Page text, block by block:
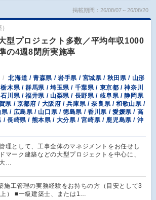
掲載期間：26/08/07～26/08/20
型プロジェクト多数／平均年収1000
の4週8閉所実施率
北海道 / 青森県 / 岩手県 / 宮城県 / 秋田県 / 山形
木県 / 群馬県 / 埼玉県 / 千葉県 / 東京都 / 神奈川
川県 / 福井県 / 山梨県 / 長野県 / 岐阜県 / 静岡県
県 / 京都府 / 大阪府 / 兵庫県 / 奈良県 / 和歌山県 /
/ 広島県 / 山口県 / 徳島県 / 香川県 / 愛媛県 / 高
/ 長崎県 / 熊本県 / 大分県 / 宮崎県 / 鹿児島県 / 沖
理として、工事全体のマネジメントをお任せし
マーク建築などの大型プロジェクトを中心に、
…
施工管理の実務経験をお持ちの方（目安として3
） ■一級建築士、または1…